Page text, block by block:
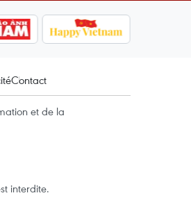
Contact
et de la
interdite.